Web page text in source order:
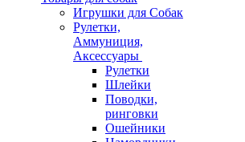
Игрушки для Собак
Рулетки,
Аммуниция,
Аксессуары
Рулетки
Шлейки
Поводки,
ринговки
Ошейники